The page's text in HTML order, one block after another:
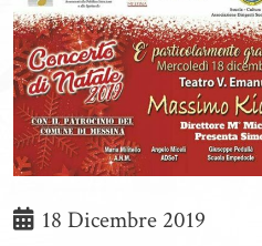
18 Dicembre 2019